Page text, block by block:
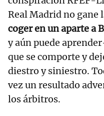
Real Madrid no gane
coger en un aparte a
y aún puede
que se comporte y
diestro y siniestro.
vez un resultado
los árbitros.